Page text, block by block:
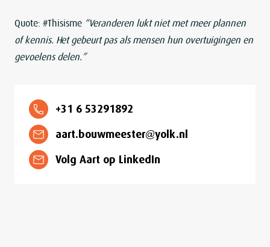
Quote: #Thisisme “Veranderen lukt niet met meer plannen
of kennis. Het gebeurt pas als mensen hun overtuigingen en
gevoelens delen.”
+31 6 53291892
aart.bouwmeester@yolk.nl
Volg Aart op LinkedIn